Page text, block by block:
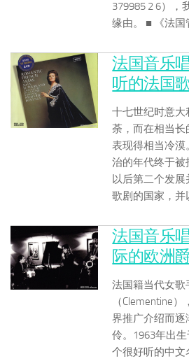
379985 2 6），
缘由。 ■ 《法国
法国音乐
听的法国
十七世纪时意
荼，而在相当长
表现得相当冷
治的年代终于被
以后第二个发
歌剧的国家，并
法国音乐
际的欧洲
法国籍当代女
（Clementine
界推广介绍而
伶。1963年出
个很好听的中